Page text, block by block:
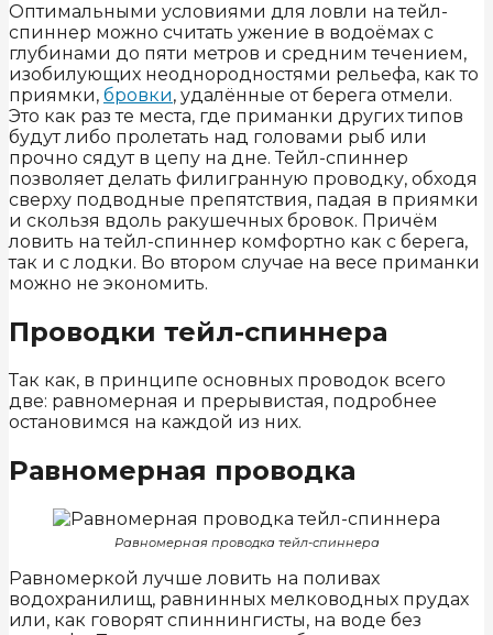
Оптимальными условиями для ловли на тейл-
спиннер можно считать ужение в водоёмах с
глубинами до пяти метров и средним течением,
изобилующих неоднородностями рельефа, как то
приямки, бровки, удалённые от берега отмели.
Это как раз те места, где приманки других типов
будут либо пролетать над головами рыб или
прочно сядут в цепу на дне. Тейл-спиннер
позволяет делать филигранную проводку, обходя
сверху подводные препятствия, падая в приямки
и скользя вдоль ракушечных бровок. Причём
ловить на тейл-спиннер комфортно как с берега,
так и с лодки. Во втором случае на весе приманки
можно не экономить.
Проводки тейл-спиннера
Так как, в принципе основных проводок всего
две: равномерная и прерывистая, подробнее
остановимся на каждой из них.
Равномерная проводка
Равномерная проводка тейл-спиннера
Равномеркой лучше ловить на поливах
водохранилищ, равнинных мелководных прудах
или, как говорят спиннингисты, на воде без